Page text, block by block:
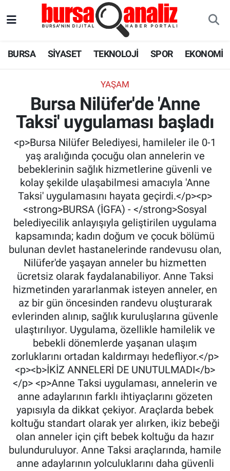
BURSA SİYASET TEKNOLOJİ SPOR EKONOMİ
YAŞAM
Bursa Nilüfer'de 'Anne
Taksi' uygulaması başladı
<p>Bursa Nilüfer Belediyesi, hamileler ile 0-1
yaş aralığında çocuğu olan annelerin ve
bebeklerinin sağlık hizmetlerine güvenli ve
kolay şekilde ulaşabilmesi amacıyla 'Anne
Taksi' uygulamasını hayata geçirdi.</p><p>
<strong>BURSA (İGFA) - </strong>Sosyal
belediyecilik anlayışıyla geliştirilen uygulama
kapsamında; kadın doğum ve çocuk bölümü
bulunan devlet hastanelerinde randevusu olan,
Nilüfer'de yaşayan anneler bu hizmetten
ücretsiz olarak faydalanabiliyor. Anne Taksi
hizmetinden yararlanmak isteyen anneler, en
az bir gün öncesinden randevu oluşturarak
evlerinden alınıp, sağlık kuruluşlarına güvenle
ulaştırılıyor. Uygulama, özellikle hamilelik ve
bebekli dönemlerde yaşanan ulaşım
zorluklarını ortadan kaldırmayı hedefliyor.</p>
<p><b>İKİZ ANNELERİ DE UNUTULMADI</b>
</p> <p>Anne Taksi uygulaması, annelerin ve
anne adaylarının farklı ihtiyaçlarını gözeten
yapısıyla da dikkat çekiyor. Araçlarda bebek
koltuğu standart olarak yer alırken, ikiz bebeği
olan anneler için çift bebek koltuğu da hazır
bulunduruluyor. Anne Taksi araçlarında, hamile
anne adaylarının yolculuklarını daha güvenli
SPOR
EKONOMİ
SAĞLIK
ASTROLOJİ
BLOG
Süper Lig Puan Durumu ve Fikstür
Tüm Manşetler
Son Dakika Haberleri
Haber Arşivi